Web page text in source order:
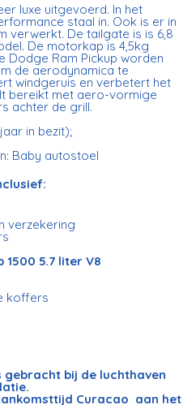
luxe uitgevoerd. In het
staal in. Ook is er in
verwerkt. De tailgate is is 6,8
De motorkap is 4,5kg
Dodge Ram Pickup worden
de aerodynamica te
windgeruis en verbetert het
bereikt met aero-vormige
achter de grill.
in bezit);
Baby autostoel
verzekering
1500 5.7 liter V8
koffers
bij de luchthaven
Curacao aan het